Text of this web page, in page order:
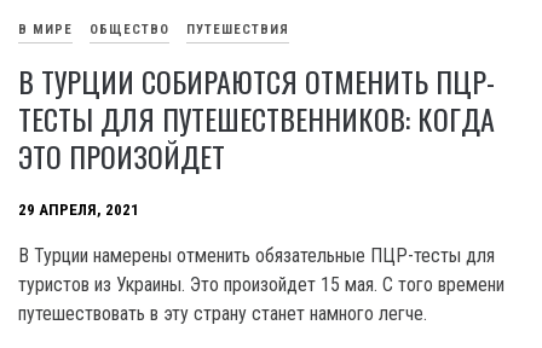
В МИРЕ ОБЩЕСТВО ПУТЕШЕСТВИЯ
В ТУРЦИИ СОБИРАЮТСЯ ОТМЕНИТЬ ПЦР-
ТЕСТЫ ДЛЯ ПУТЕШЕСТВЕННИКОВ: КОГДА
ЭТО ПРОИЗОЙДЕТ
29 АПРЕЛЯ, 2021
В Турции намерены отменить обязательные ПЦР-тесты для
туристов из Украины. Это произойдет 15 мая. С того времени
путешествовать в эту страну станет намного легче.